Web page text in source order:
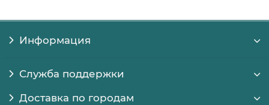
Информация
Служба поддержки
Доставка по городам